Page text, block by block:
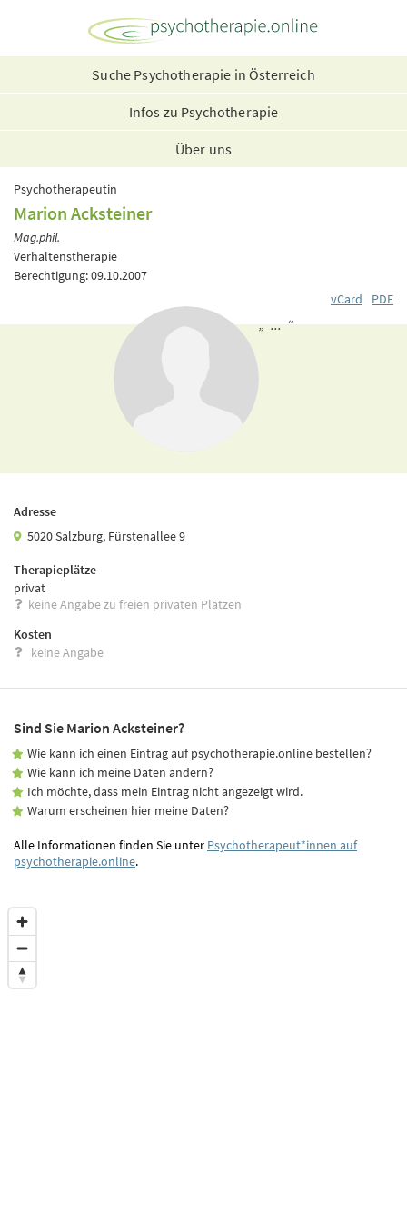
Suche Psychotherapie in Österreich
Infos zu Psychotherapie
Über uns
Psychotherapeutin
Marion Acksteiner
Mag.phil.
Verhaltenstherapie
Berechtigung: 09.10.2007
vCard
PDF
„ ... “
Adresse
5020 Salzburg, Fürstenallee 9
Therapieplätze
privat
keine Angabe zu freien privaten Plätzen
Kosten
keine Angabe
Sind Sie Marion Acksteiner?
Wie kann ich einen Eintrag auf psychotherapie.online bestellen?
Wie kann ich meine Daten ändern?
Ich möchte, dass mein Eintrag nicht angezeigt wird.
Warum erscheinen hier meine Daten?
Alle Informationen finden Sie unter Psychotherapeut*innen auf
psychotherapie.online.